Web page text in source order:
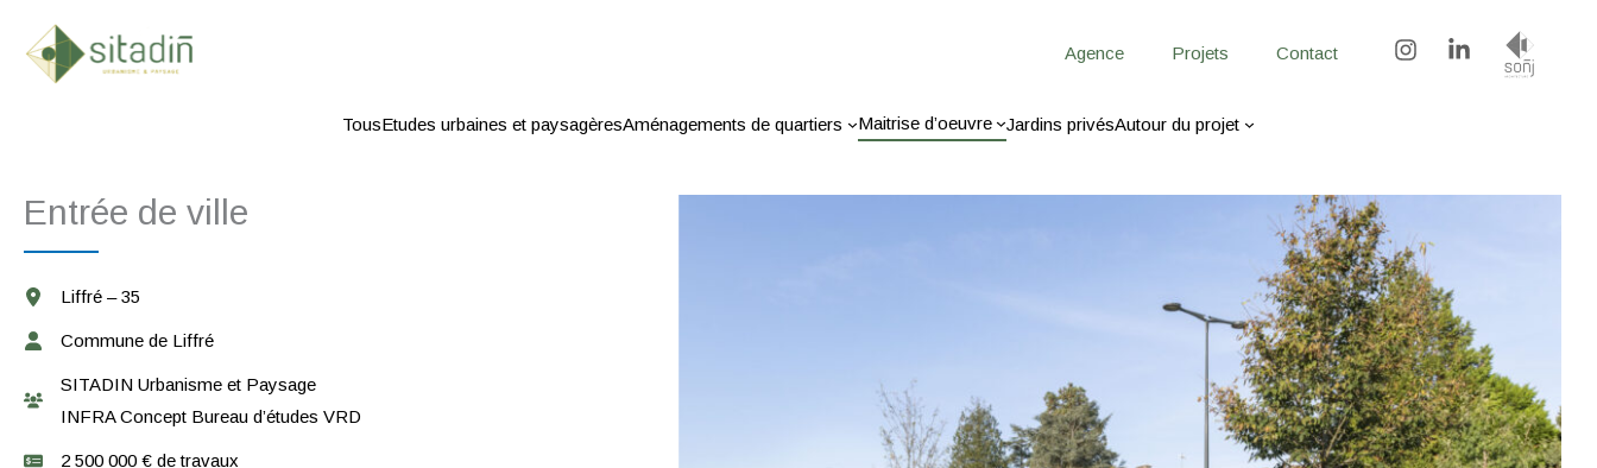
contenu
Agence Projets Contact
TousEtudes urbaines et paysagèresAménagements de quartiers Maitrise d’oeuvre Jardins privésAutour du projet
Entrée de ville
Liffré – 35
Commune de Liffré
SITADIN Urbanisme et Paysage
INFRA Concept Bureau d’études VRD
2 500 000 € de travaux